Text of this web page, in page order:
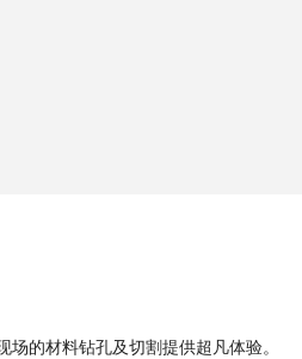
的材料钻孔及切割提供超凡体验。